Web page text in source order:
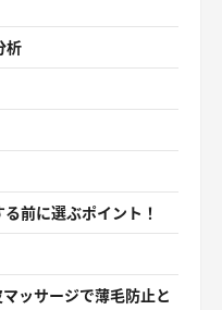
析
前に選ぶポイント！
ッサージで薄毛防止と